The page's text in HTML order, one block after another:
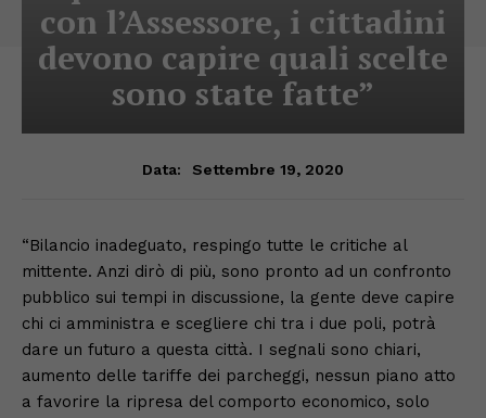
con l’Assessore, i cittadini
devono capire quali scelte
sono state fatte”
Data: Settembre 19, 2020
“Bilancio inadeguato, respingo tutte le critiche al
mittente. Anzi dirò di più, sono pronto ad un confronto
pubblico sui tempi in discussione, la gente deve capire
chi ci amministra e scegliere chi tra i due poli, potrà
dare un futuro a questa città. I segnali sono chiari,
aumento delle tariffe dei parcheggi, nessun piano atto
a favorire la ripresa del comporto economico, solo